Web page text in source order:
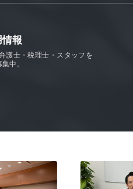
報
護士・税理士・スタッフを
中。